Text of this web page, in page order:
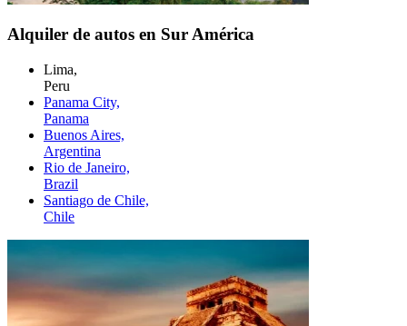
Alquiler de autos en Sur América
Lima,
Peru
Panama City,
Panama
Buenos Aires,
Argentina
Rio de Janeiro,
Brazil
Santiago de Chile,
Chile